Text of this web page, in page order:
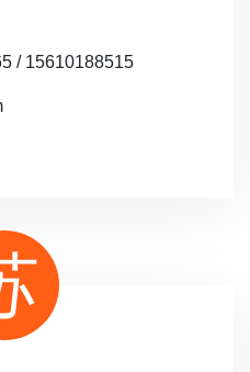
/ 15610188515